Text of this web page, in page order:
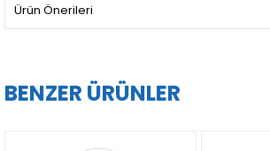
Ürün Önerileri
BENZER ÜRÜNLER